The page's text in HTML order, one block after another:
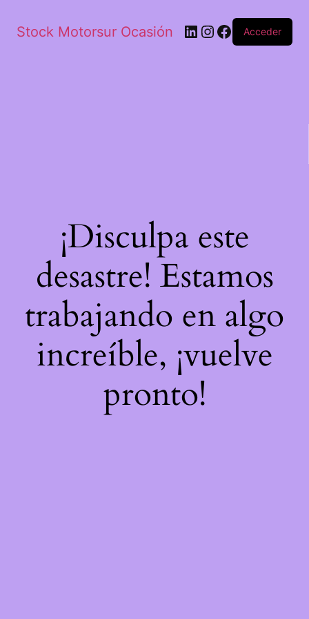
Stock Motorsur Ocasión Acceder
¡Disculpa este
desastre! Estamos
trabajando en algo
increíble, ¡vuelve
pronto!